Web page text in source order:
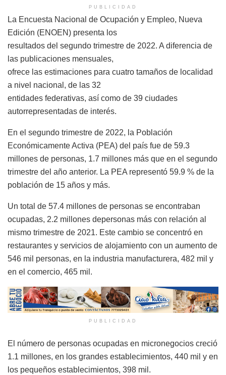
PUBLICIDAD
La Encuesta Nacional de Ocupación y Empleo, Nueva
Edición (ENOEN) presenta los
resultados del segundo trimestre de 2022. A diferencia de
las publicaciones mensuales,
ofrece las estimaciones para cuatro tamaños de localidad
a nivel nacional, de las 32
entidades federativas, así como de 39 ciudades
autorrepresentadas de interés.
En el segundo trimestre de 2022, la Población
Económicamente Activa (PEA) del país fue de 59.3
millones de personas, 1.7 millones más que en el segundo
trimestre del año anterior. La PEA representó 59.9 % de la
población de 15 años y más.
Un total de 57.4 millones de personas se encontraban
ocupadas, 2.2 millones depersonas más con relación al
mismo trimestre de 2021. Este cambio se concentró en
restaurantes y servicios de alojamiento con un aumento de
546 mil personas, en la industria manufacturera, 482 mil y
en el comercio, 465 mil.
PUBLICIDAD
El número de personas ocupadas en micronegocios creció
1.1 millones, en los grandes establecimientos, 440 mil y en
los pequeños establecimientos, 398 mil.